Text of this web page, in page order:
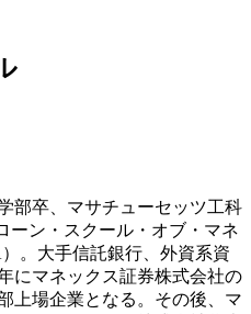
部卒、マサチューセッツ工科
ーン・スクール・オブ・マネ
。大手信託銀行、外資系資
にマネックス証券株式会社の
上場企業となる。その後、マ